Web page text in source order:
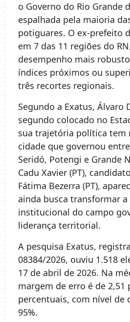
o Governo do Rio Grande
espalhada pela maioria
potiguares. O ex-prefeito
em 7 das 11 regiões do
desempenho mais
índices próximos ou
três recortes regionais.
Segundo a Exatus, Álvaro
segundo colocado no
sua trajetória política tem
cidade que governou
Seridó, Potengi e Grande
Cadu Xavier (PT),
Fátima Bezerra (PT),
ainda busca transformar a
institucional do campo
liderança territorial.
A pesquisa Exatus,
08384/2026, ouviu 1.518
17 de abril de 2026. Na
margem de erro é de 2,51
percentuais, com nível de
95%.